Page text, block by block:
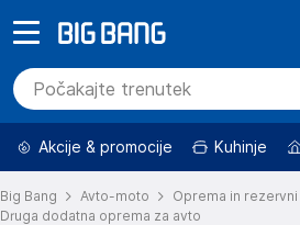
Akcije & promocije Kuhinje
Big Bang Avto-moto
Oprema in
Druga dodatna oprema za avto